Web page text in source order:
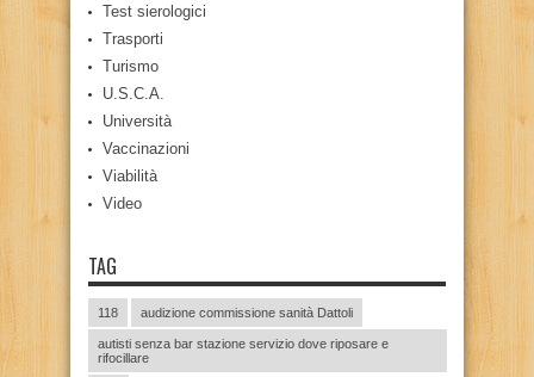
Test sierologici
Trasporti
Turismo
U.S.C.A.
Università
Vaccinazioni
Viabilità
Video
TAG
118 audizione commissione sanità Dattoli
autisti senza bar stazione servizio dove riposare e
rifocillare